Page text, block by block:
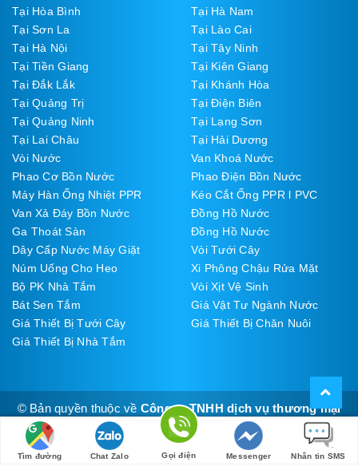
Tại Hòa Bình
Tại Hà Nam
Tại Sơn La
Tại Lào Cai
Tại Hà Nội
Tại Tây Ninh
Tại Tiền Giang
Tại Kiên Giang
Tại Đắk Lắk
Tại Khánh Hòa
Tại Quảng Trị
Tại Điện Biên
Tại Quảng Ninh
Tại Lạng Sơn
Tại Lai Châu
Tại Hải Dương
Vòi Nước
Van Khoá Nước
Phao Cơ Bồn Nước
Phao Điện Bồn Nước
Máy Hàn Ống Nhiệt PPR
Kéo Cắt Ống PPR l PVC
Van Xả Đáy Bồn Nước
Đồng Hồ Nước
Ga Thoát Sàn
Đồng Hồ Nước
Dây Cấp Nước Máy Giặt
Vòi Tưới Cây
Núm Uống Cho Heo
Xi Phông Chậu Rửa Mặt
Bộ PK Nhà Tắm
Vòi Xịt Vệ Sinh
Bát Sen Tắm
Giá Vật Tư Ngành Nước
Giá Thiết Bị Tưới Cây
Giá Thiết Bị Chăn Nuôi
Giá Thiết Bị Nhà Tắm
© Bản quyền thuộc về Công ty TNHH dịch vụ thương mại
Thúy Đạt
Cung cấp bởi
Tìm đường Chat Zalo Gọi điện Messenger Nhắn tin SMS